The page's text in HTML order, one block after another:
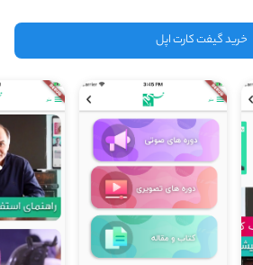
خرید گیفت کارت اپل